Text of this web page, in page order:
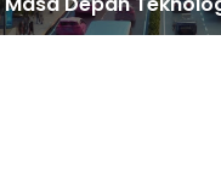
Indonesia